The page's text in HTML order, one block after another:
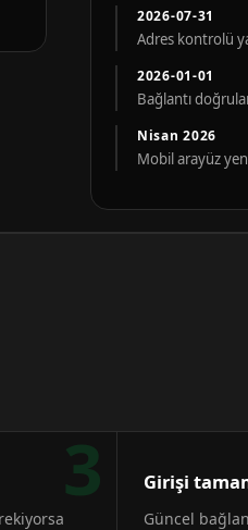
2026-07-31
Adres kontrolü
2026-01-01
Bağlantı
Nisan 2026
Mobil arayüz
3 Girişi
Güncel